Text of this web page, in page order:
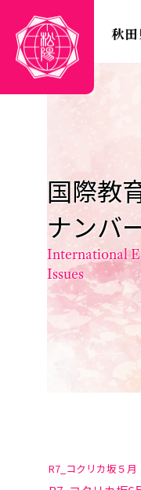
国際教
ナンバ
International
Issues
R7_コクリカ坂５月